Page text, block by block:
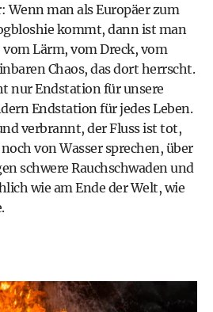
Wenn man als Europäer zum
kommt, dann ist man
Lärm, vom Dreck, vom
Chaos, das dort herrscht.
nur Endstation für unsere
Endstation für jedes Leben.
verbrannt, der Fluss ist tot,
von Wasser sprechen, über
schwere Rauchschwaden und
wie am Ende der Welt, wie